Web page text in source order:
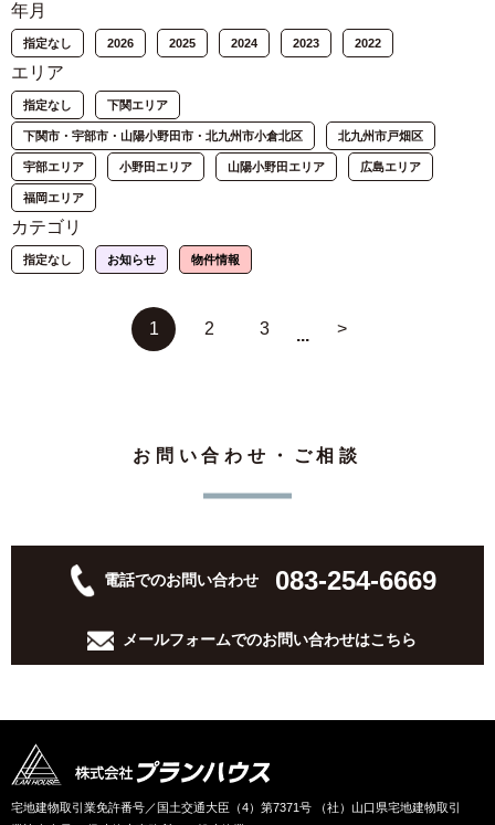
年月
指定なし 2026 2025 2024 2023 2022
エリア
指定なし 下関エリア
下関市・宇部市・山陽小野田市・北九州市小倉北区 北九州市戸畑区
宇部エリア 小野田エリア 山陽小野田エリア 広島エリア
福岡エリア
カテゴリ
指定なし お知らせ 物件情報
1 2 3 ... >
お問い合わせ・ご相談
電話でのお問い合わせ 083-254-6669
メールフォームでのお問い合わせはこちら
宅地建物取引業免許番号／国土交通大臣（4）第7371号 （社）山口県宅地建物取引